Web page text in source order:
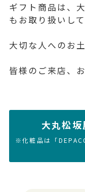
ギフト商品は、
もお取り扱いし
大切な人へのお
皆様のご来店、
大丸松
※化粧品は「